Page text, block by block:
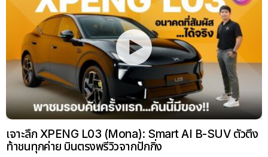
เจาะลึก XPENG L03 (Mona): Smart AI B-SUV ตัวตึง
ท้าชนทุกค่าย บินตรงพรีวิวจากปักกิ่ง